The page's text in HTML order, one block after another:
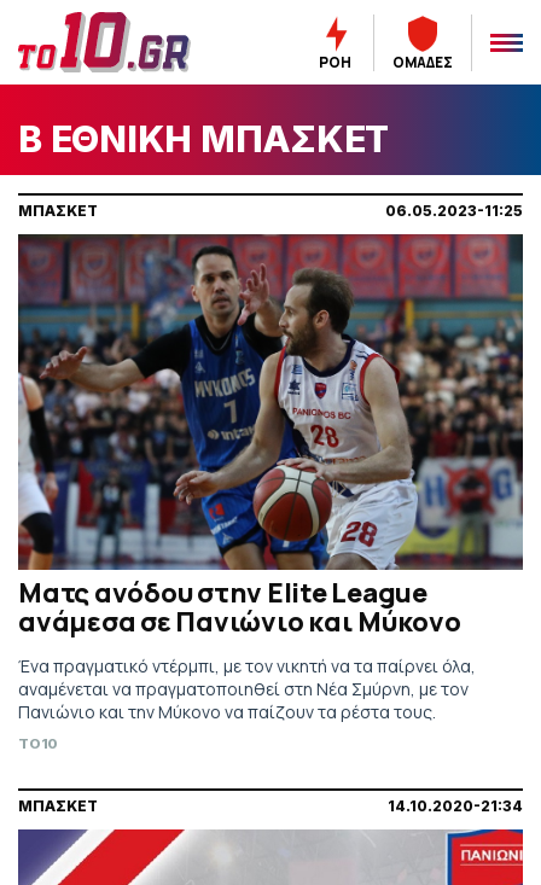
ΡΟΗ ΟΜΑΔΕΣ
Β ΕΘΝΙΚΗ ΜΠΑΣΚΕΤ
ΜΠΑΣΚΕΤ 06.05.2023-11:25
Ματς ανόδου στην Elite League
ανάμεσα σε Πανιώνιο και Μύκονο
Ένα πραγματικό ντέρμπι, με τον νικητή να τα παίρνει όλα,
αναμένεται να πραγματοποιηθεί στη Νέα Σμύρνη, με τον
Πανιώνιο και την Μύκονο να παίζουν τα ρέστα τους.
TO10
ΜΠΑΣΚΕΤ 14.10.2020-21:34